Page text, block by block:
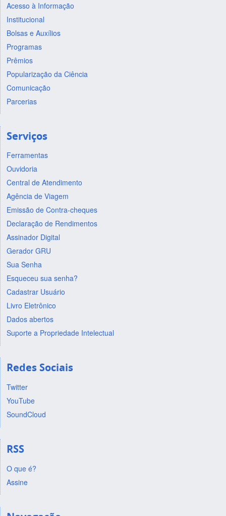
Acesso à Informação
Institucional
Bolsas e Auxílios
Programas
Prêmios
Popularização da Ciência
Comunicação
Parcerias
Serviços
Ferramentas
Ouvidoria
Central de Atendimento
Agência de Viagem
Emissão de Contra-cheques
Declaração de Rendimentos
Assinador Digital
Gerador GRU
Sua Senha
Esqueceu sua senha?
Cadastrar Usuário
Livro Eletrônico
Dados abertos
Suporte a Propriedade Intelectual
Redes Sociais
Twitter
YouTube
SoundCloud
RSS
O que é?
Assine